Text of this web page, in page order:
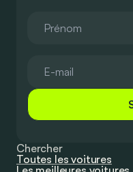
Chercher
Toutes les voitures